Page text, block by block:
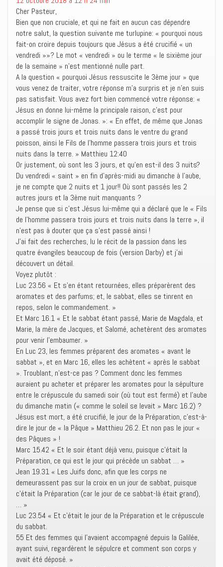
r
e
)
r
e
)
e
l
l
e
f
n
ê
t
r
)
Cher Pasteur,
Bien que non cruciale, et qui ne fait en aucun cas dépendre
notre salut, la question suivante me turlupine: « pourquoi nous
fait-on croire depuis toujours que Jésus a été crucifié « un
vendredi »»? Le mot « vendredi » ou le terme « le sixième jour
de la semaine » n’est mentionné nulle part.
A la question « pourquoi Jésus ressuscite le 3ème jour » que
vous venez de traiter, votre réponse m’a surpris et je n’en suis
pas satisfait. Vous avez fort bien commencé votre réponse: «
Jésus en donne lui-même la principale raison, c’est pour
accomplir le signe de Jonas. »: « En effet, de même que Jonas
a passé trois jours et trois nuits dans le ventre du grand
poisson, ainsi le Fils de l’homme passera trois jours et trois
nuits dans la terre. » Matthieu 12:40
Or justement, où sont les 3 jours, et qu’en est-il des 3 nuits?
Du vendredi « saint » en fin d’après-midi au dimanche à l’aube,
je ne compte que 2 nuits et 1 jour!! Où sont passés les 2
autres jours et la 3ème nuit manquants ?
Je pense que si c’est Jésus lui-même qui a déclaré que le « Fils
de l’homme passera trois jours et trois nuits dans la terre », il
n’est pas à douter que ça s’est passé ainsi !
J’ai fait des recherches, lu le récit de la passion dans les
quatre évangiles beaucoup de fois (version Darby) et j’ai
découvert un détail.
Voyez plutôt :
Luc 23.56 « Et s’en étant retournées, elles préparèrent des
aromates et des parfums; et, le sabbat, elles se tinrent en
repos, selon le commandement. »
Et Marc 16.1 « Et le sabbat étant passé, Marie de Magdala, et
Marie, la mère de Jacques, et Salomé, achetèrent des aromates
pour venir l’embaumer. »
En Luc 23, les femmes préparent des aromates « avant le
sabbat », et en Marc 16, elles les achètent « après le sabbat
». Troublant, n’est-ce pas ? Comment donc les femmes
auraient pu acheter et préparer les aromates pour la sépulture
entre le crépuscule du samedi soir (où tout est fermé) et l’aube
du dimanche matin (« comme le soleil se levait » Marc 16.2) ?
Jésus est mort, a été crucifié, le jour de la Préparation, c’est-à-
dire le jour de « la Pâque » Matthieu 26.2. Et non pas le jour «
des Pâques » !
Marc 15.42 « Et le soir étant déjà venu, puisque c’était la
Préparation, ce qui est le jour qui précède un sabbat … »
Jean 19.31 « Les Juifs donc, afin que les corps ne
demeurassent pas sur la croix en un jour de sabbat, puisque
c’était la Préparation (car le jour de ce sabbat-là était grand),
… »
Luc 23.54 « Et c’était le jour de la Préparation et le crépuscule
du sabbat.
55 Et des femmes qui l’avaient accompagné depuis la Galilée,
ayant suivi, regardèrent le sépulcre et comment son corps y
avait été déposé. »